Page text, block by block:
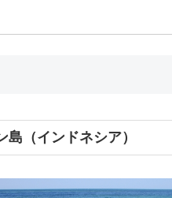
島（インドネシア）